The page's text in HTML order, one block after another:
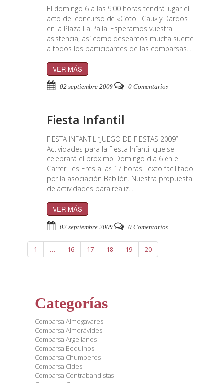
El domingo 6 a las 9:00 horas tendrá lugar el
acto del concurso de «Coto i Cau» y Dardos
en la Plaza La Palla. Esperamos vuestra
asistencia, así como deseamos mucha suerte
a todos los participantes de las comparsas....
VER MÁS
02 septiembre 2009 0 Comentarios
Fiesta Infantil
FIESTA INFANTIL “JUEGO DE FIESTAS 2009”
Actividades para la Fiesta Infantil que se
celebrará el proximo Domingo dia 6 en el
Carrer Les Eres a las 17 horas Texto facilitado
por la asociación Babilón. Nuestra propuesta
de actividades para realiz...
VER MÁS
02 septiembre 2009 0 Comentarios
1 … 16 17 18 19 20
Categorías
Comparsa Almogavares
Comparsa Almorávides
Comparsa Argelianos
Comparsa Beduinos
Comparsa Chumberos
Comparsa Cides
Comparsa Contrabandistas